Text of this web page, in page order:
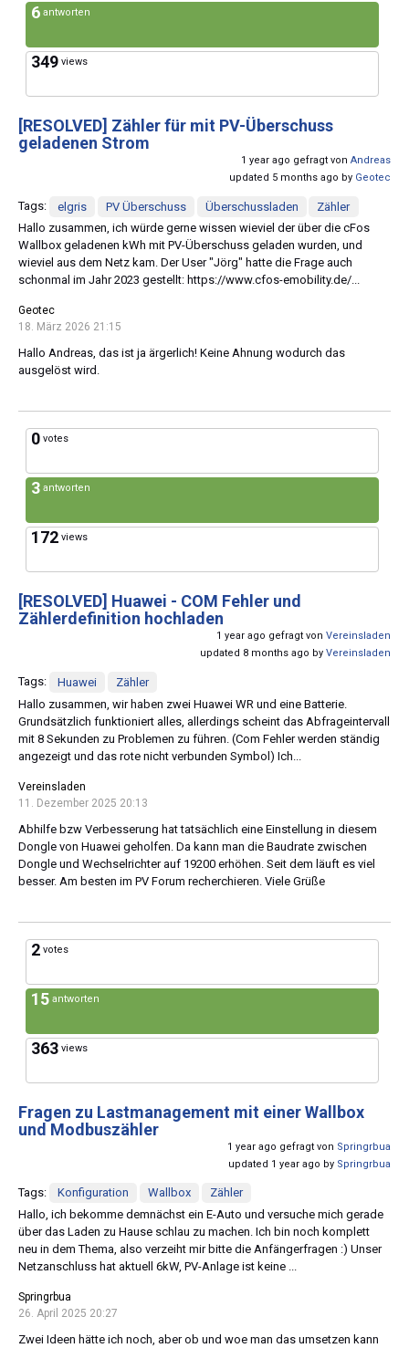
6 antworten
349 views
[RESOLVED] Zähler für mit PV-Überschuss
geladenen Strom
1 year ago gefragt von Andreas
updated 5 months ago by Geotec
Tags: elgris PV Überschuss Überschussladen
Zähler
Hallo zusammen, ich würde gerne wissen wieviel der über die cFos
Wallbox geladenen kWh mit PV-Überschuss geladen wurden, und
wieviel aus dem Netz kam. Der User "Jörg" hatte die Frage auch
schonmal im Jahr 2023 gestellt: https://www.cfos-emobility.de/...
Geotec
18. März 2026 21:15
Hallo Andreas, das ist ja ärgerlich! Keine Ahnung wodurch das
ausgelöst wird.
0 votes
3 antworten
172 views
[RESOLVED] Huawei - COM Fehler und
Zählerdefinition hochladen
1 year ago gefragt von Vereinsladen
updated 8 months ago by Vereinsladen
Tags: Huawei
Zähler
Hallo zusammen, wir haben zwei Huawei WR und eine Batterie.
Grundsätzlich funktioniert alles, allerdings scheint das Abfrageintervall
mit 8 Sekunden zu Problemen zu führen. (Com Fehler werden ständig
angezeigt und das rote nicht verbunden Symbol) Ich...
Vereinsladen
11. Dezember 2025 20:13
Abhilfe bzw Verbesserung hat tatsächlich eine Einstellung in diesem
Dongle von Huawei geholfen. Da kann man die Baudrate zwischen
Dongle und Wechselrichter auf 19200 erhöhen. Seit dem läuft es viel
besser. Am besten im PV Forum recherchieren. Viele Grüße
2 votes
15 antworten
363 views
Fragen zu Lastmanagement mit einer Wallbox
und Modbuszähler
1 year ago gefragt von Springrbua
updated 1 year ago by Springrbua
Tags: Konfiguration Wallbox
Zähler
Hallo, ich bekomme demnächst ein E-Auto und versuche mich gerade
über das Laden zu Hause schlau zu machen. Ich bin noch komplett
neu in dem Thema, also verzeiht mir bitte die Anfängerfragen :) Unser
Netzanschluss hat aktuell 6kW, PV-Anlage ist keine ...
Springrbua
26. April 2025 20:27
Zwei Ideen hätte ich noch, aber ob und woe man das umsetzen kann